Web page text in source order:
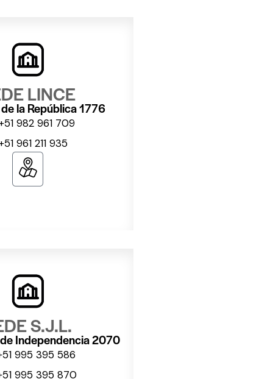
LINCE
la República 1776
982 961 709
961 211 935
S.J.L.
Independencia 2070
995 395 586
995 395 870